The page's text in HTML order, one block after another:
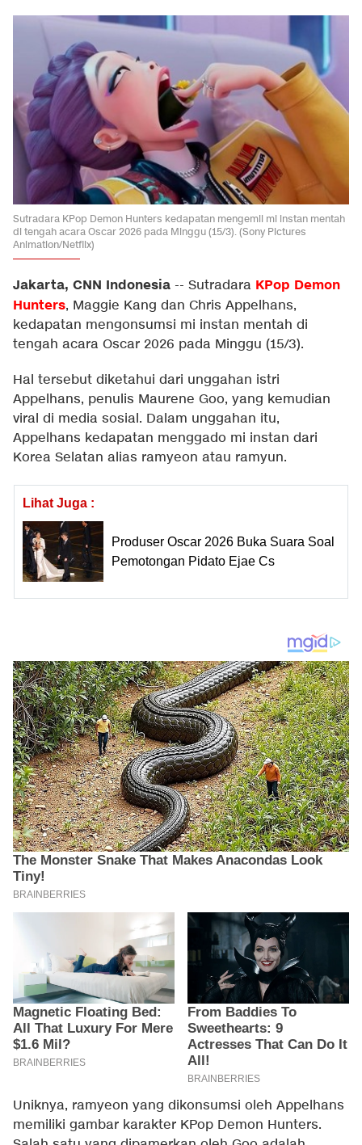
Sutradara KPop Demon Hunters kedapatan mengemil mi instan mentah
di tengah acara Oscar 2026 pada Minggu (15/3). (Sony Pictures
Animation/Netflix)
Jakarta, CNN Indonesia -- Sutradara KPop Demon
Hunters, Maggie Kang dan Chris Appelhans,
kedapatan mengonsumsi mi instan mentah di
tengah acara Oscar 2026 pada Minggu (15/3).
Hal tersebut diketahui dari unggahan istri
Appelhans, penulis Maurene Goo, yang kemudian
viral di media sosial. Dalam unggahan itu,
Appelhans kedapatan menggado mi instan dari
Korea Selatan alias ramyeon atau ramyun.
Lihat Juga :
Produser Oscar 2026 Buka Suara Soal
Pemotongan Pidato Ejae Cs
Uniknya, ramyeon yang dikonsumsi oleh Appelhans
memiliki gambar karakter KPop Demon Hunters.